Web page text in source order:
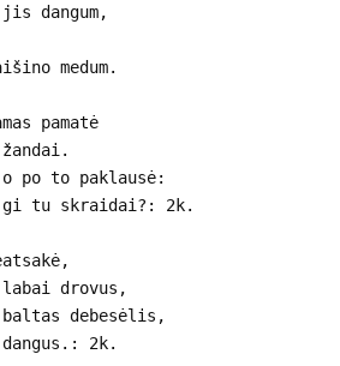
dangum,
medum.
pamatė
po to paklausė:
tu skraidai?: 2k.
drovus,
debesėlis,
2k.